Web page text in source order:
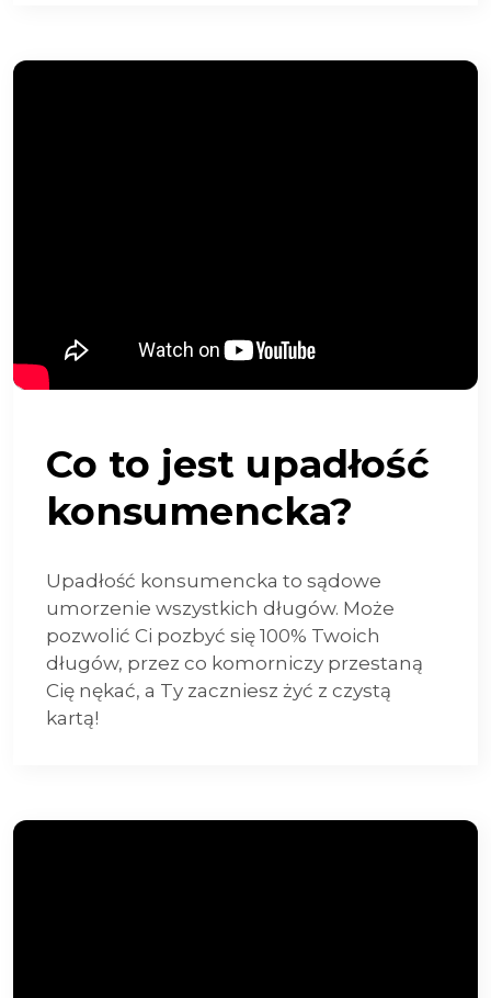
Co to jest upadłość
konsumencka?
Upadłość konsumencka to sądowe
umorzenie wszystkich długów. Może
pozwolić Ci pozbyć się 100% Twoich
długów, przez co komorniczy przestaną
Cię nękać, a Ty zaczniesz żyć z czystą
kartą!